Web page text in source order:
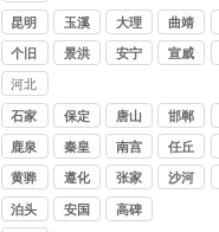
公司
讨债
公司
昆明 玉溪 大理 曲靖
个旧 景洪 安宁 宣威
河北
讨债
公司
石家
庄
保定 唐山 邯郸
鹿泉
秦皇
岛
南宫 任丘
黄骅 遵化
张家
口
沙河
泊头 安国
高碑